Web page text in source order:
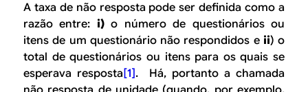
A taxa de não resposta pode ser definida como a
razão entre: i)o número de questionários ou
itens de um questionário não respondidos e ii) o
total de questionários ou itens para os quais se
esperava resposta [1]. Há, portanto a chamada